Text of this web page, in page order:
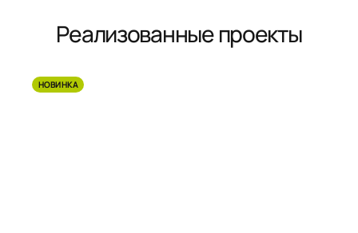
Реализованные проекты
НОВИНКА